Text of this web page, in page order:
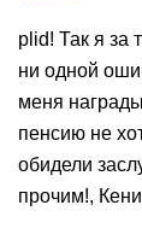
plid! Так я за
ни одной
меня
пенсию не
обидели
прочим!,